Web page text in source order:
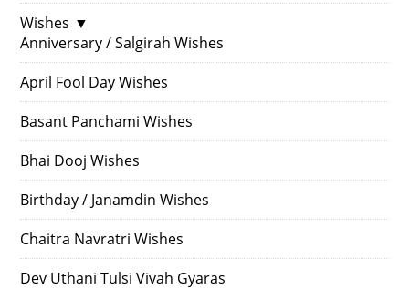
Wishes ▼
Anniversary / Salgirah Wishes
April Fool Day Wishes
Basant Panchami Wishes
Bhai Dooj Wishes
Birthday / Janamdin Wishes
Chaitra Navratri Wishes
Dev Uthani Tulsi Vivah Gyaras